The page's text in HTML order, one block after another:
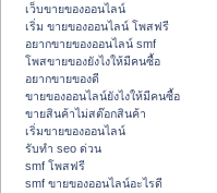
เว็บขายของออนไลน์
เริ่ม ขายของออนไลน์ โพสฟรี
อยากขายของออนไลน์ smf
โพสขายของยังไงให้มีคนซื้อ
อยากขายของดี
ขายของออนไลน์ยังไงให้มีคนซื้อ
ขายสินค้าไม่สต๊อกสินค้า
เริ่มขายของออนไลน์
รับทำ seo ด่วน
smf โพสฟรี
smf ขายของออนไลน์อะไรดี